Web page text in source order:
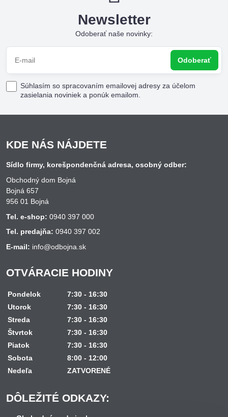
Newsletter
Odoberať naše novinky:
Odoberať
Súhlasím so spracovaním emailovej adresy za účelom
zasielania noviniek a ponúk emailom.
KDE NÁS NÁJDETE
Sídlo firmy, korešpondenčná adresa, osobný odber:
Obchodný dom Bojná
Bojná 657
956 01 Bojná
Tel. e-shop: 0940 397 000
Tel. predajňa: 0940 397 002
E-mail: info@odbojna.sk
OTVÁRACIE HODINY
Pondelok
7:30 - 16:30
Utorok
7:30 - 16:30
Streda
7:30 - 16:30
Štvrtok
7:30 - 16:30
Piatok
7:30 - 16:30
Sobota
8:00 - 12:00
Nedeľa
ZATVORENÉ
DÔLEŽITÉ ODKAZY: